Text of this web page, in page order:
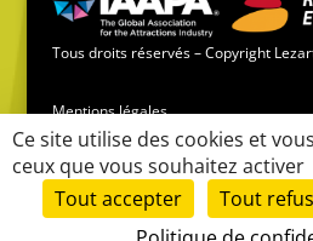
Tous droits réservés – Copyright
Mentions légales
Conditions générales de vente
Mise en place du site : LK-
Ce site utilise des cookies et
ceux que vous souhaitez activer
Tout accepter
Tout